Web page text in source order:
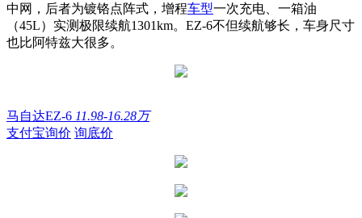
中网，后者为镀铬点阵式，增程车型一次充电、一箱油
（45L）实测极限续航1301km。EZ-6不但续航够长，车身尺寸
也比阿特兹大很多。
马自达EZ-6 11.98-16.28万
支付宝询价 询底价